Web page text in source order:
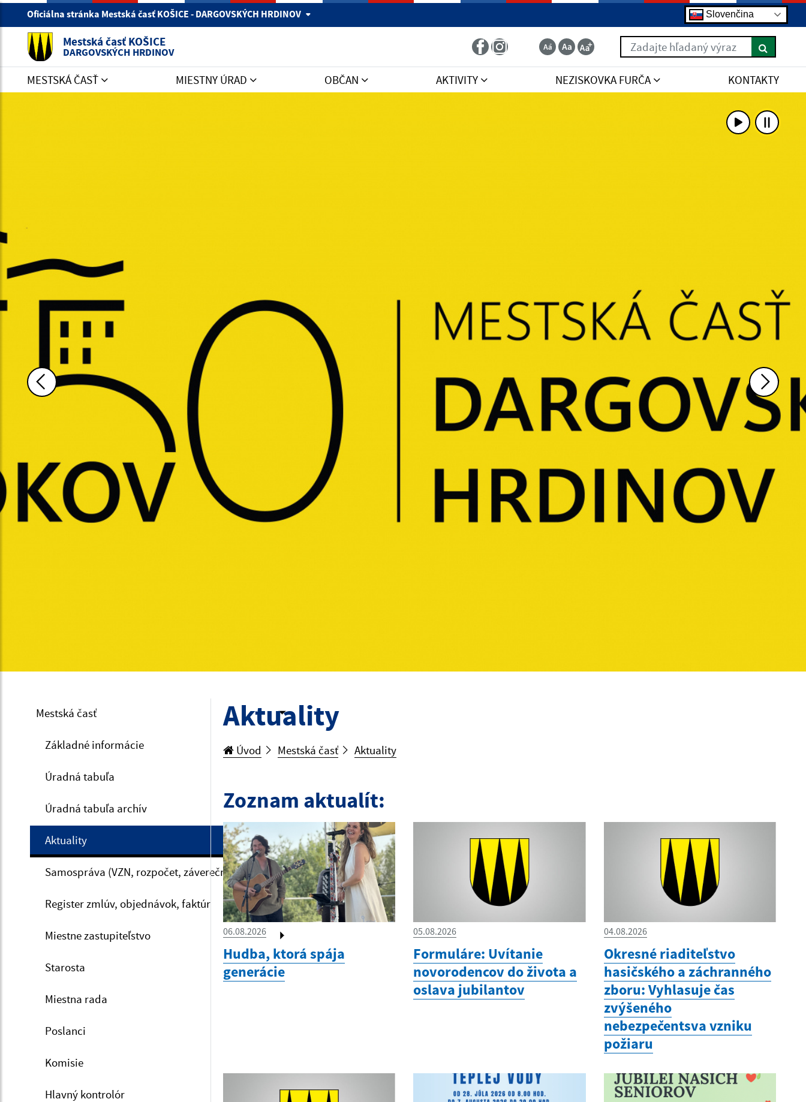
Oficiálna stránka Mestská časť KOŠICE - DARGOVSKÝCH HRDINOV Slovenčina
Mestská časť KOŠICE
DARGOVSKÝCH HRDINOV
Zadajte hľadaný výraz
MESTSKÁ ČASŤ MIESTNY ÚRAD OBČAN AKTIVITY NEZISKOVKA FURČA KONTAKTY
Mestská časť
Základné informácie
Úradná tabuľa
Úradná tabuľa archív
Aktuality
Samospráva (VZN, rozpočet, záverečný účet, VO)
Register zmlúv, objednávok, faktúr
Miestne zastupiteľstvo
Starosta
Miestna rada
Poslanci
Komisie
Hlavný kontrolór
Aktuality
Úvod Mestská časť Aktuality
Zoznam aktualít:
06.08.2026
Hudba, ktorá spája
generácie
05.08.2026
Formuláre: Uvítanie
novorodencov do života a
oslava jubilantov
04.08.2026
Okresné riaditeľstvo
hasičského a záchranného
zboru: Vyhlasuje čas
zvýšeného
nebezpečentsva vzniku
požiaru